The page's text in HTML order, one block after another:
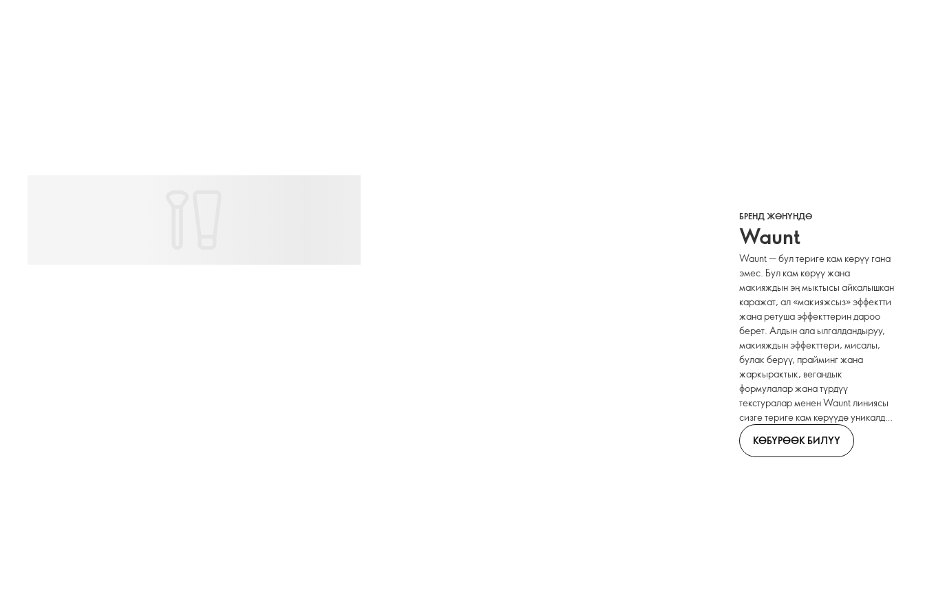
БРЕНД ЖӨНҮНДӨ
Waunt
Waunt — бул териге кам көрүү гана
эмес. Бул кам көрүү жана
макияждын эң мыктысы айкалышкан
каражат, ал «макияжсыз» эффектти
жана ретуша эффекттерин дароо
берет. Алдын ала ылгалдандыруу,
макияждын эффекттери, мисалы,
булак берүү, прайминг жана
жаркырактык, вегандык
формулалар жана түрдүү
текстуралар менен Waunt линиясы
сизге териге кам көрүүдө уникалдуу
тажрыйба жана кемчиликсиз
жыйынтыктарды тартуулайт.
КӨБҮРӨӨК БИЛҮҮ